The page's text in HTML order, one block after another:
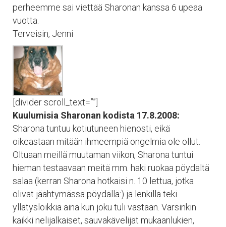
perheemme sai viettää Sharonan kanssa 6 upeaa
vuotta.
Terveisin, Jenni
[divider scroll_text=””]
Kuulumisia Sharonan kodista 17.8.2008:
Sharona tuntuu kotiutuneen hienosti, eikä
oikeastaan mitään ihmeempiä ongelmia ole ollut.
Oltuaan meillä muutaman viikon, Sharona tuntui
hieman testaavaan meitä mm. haki ruokaa pöydältä
salaa (kerran Sharona hotkaisi n. 10 lettua, jotka
olivat jäähtymässä pöydällä:) ja lenkillä teki
yllätysloikkia aina kun joku tuli vastaan. Varsinkin
kaikki nelijalkaiset, sauvakävelijät mukaanlukien,